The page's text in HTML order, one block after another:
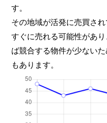
す。
その地域が活発に売買さ
すぐに売れる可能性があ
ば競合する物件が少ない
もあります。